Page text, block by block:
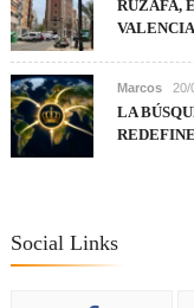
RUZAFA,
Marcos 20/
LA
Social Links